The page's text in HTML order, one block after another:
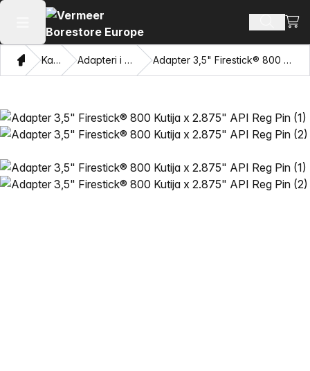
Otvaranje glavnog izbornika Pretraži
Dom Katalog Adapteri i privlačne oči Adapter 3,5" Firestick® 800 Kutija x 2.875" API Reg Pin